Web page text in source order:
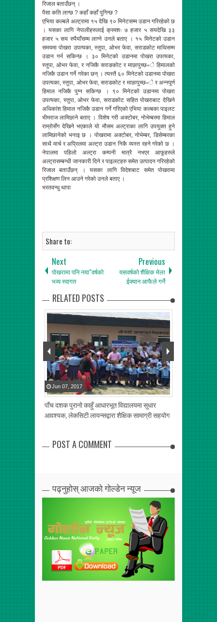
रिजाल बताउँछन् ।
पैसा कति लाग्छ ? कहाँ कहाँ पुगिन्छ ?
एभिया कल्बले अल्ट्रामा १५ देखि ९० मिनेटसम्म उडान गरिरहेको छ
। यसका लागि नेपालीहरुलाई क्रमशः ७ हजार ५ सयदेखि ३३
हजार ५ सय रुपैयाँसम्म लाग्ने उनले बताए । १५ मिनेटको उडान
समयमा पोखरा उपत्यका, स्तुपा, ओभर फेवा, सराडकोट माथिसम्म
उडान गर्न सकिन्छ । ३० मिनेटको उडानमा पोखरा उपत्यका,
स्तुपा, ओभर फेवा, र नजिकै सराङकोट र माछापुच्छ«े हिमालको
नजिकै उडान गर्ने गरेका छन् । त्यस्तै ६० मिनेटको उडानमा पोखरा
उपत्यका, स्तुपा, ओभर फेवा, सराडकोट र माछापुच्छ«े र अन्नपूर्ण
हिमाल नजिकै पुग्न सकिन्छ । ९० मिनेटको उडानमा पोखरा
उपत्यका, स्तुपा, ओभर फेवा, सराडकोट सहित पोखराबाट देखिने
अधिकांश हिमाल नजिकै उडान गर्ने गरिएको एभिया कल्बका पाइलट
भीमराज लामिछाने बताए । विशेष गरी अक्टोबर, नोभेम्बरमा हिमाल
राम्रोसँग देखिने भएकाले यो मौसम अल्ट्राका लागि उपयुक्त हुने
लामिछानेको भनाइ छ । पोखरामा अक्टोबर, नोभेम्बर, डिसेम्बरका
साथै मार्च र अप्रिलमा अल्ट्रा उडान निकै व्यस्त रहने गरेको छ ।
नेपालमा पहिलो अल्ट्रा कम्पनी मात्रै नभएर आफूहरुले
अल्ट्रासम्बन्धी जानकारी दिने र पाइलटहरु समेत उत्पादन गरिरहेको
रिजाल बताउँछन् । यसका लागि विदेशबाट समेत पोखरामा
प्रशिक्षण लिन आउने गरेको उनले बताए ।
भरतवन्धु थापा
Share to:
Next
पोखरामा पनि नया“वर्षको
भव्य स्वागत
Previous
यसवर्षको शैक्षिक मेला
ईक्यान आफैले गर्ने
RELATED POSTS
पाँच दशक पुरानो काहुँ आधारभूत विद्यालयमा सुधार
आवश्यक, लेकसिटी लायन्सद्वारा शैक्षिक सामाग्री सहयोग
Jun 07 2017
POST A COMMENT
पढ्नुहोस् आजको गोल्डेन न्यूज